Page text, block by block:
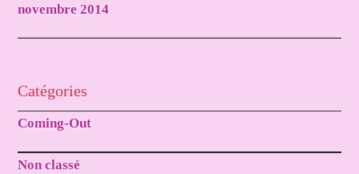
novembre 2014
Catégories
Coming-Out
Non classé